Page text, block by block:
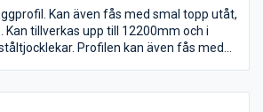
Kan även fås med smal topp utåt,
Kan tillverkas upp till 12200mm och i
Profilen kan även fås med